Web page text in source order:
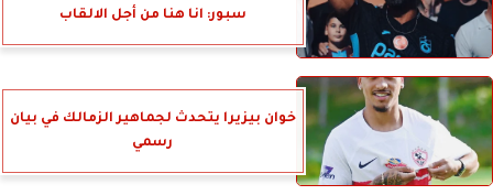
سبور: انا هنا من أجل الالقاب
خوان بيزيرا يتحدث لجماهير الزمالك في بيان
رسمي